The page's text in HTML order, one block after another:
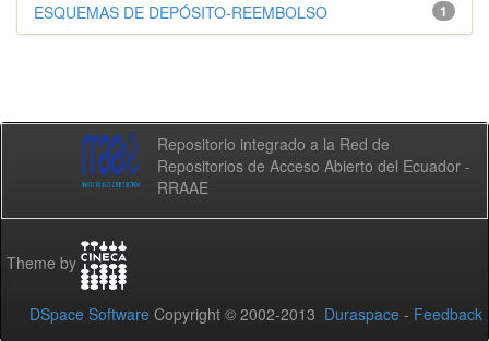
1
ESQUEMAS DE DEPÓSITO-REEMBOLSO
Repositorio integrado a la Red de
Repositorios de Acceso Abierto del Ecuador -
RRAAE
Theme by
DSpace Software Copyright © 2002-2013 Duraspace - Feedback